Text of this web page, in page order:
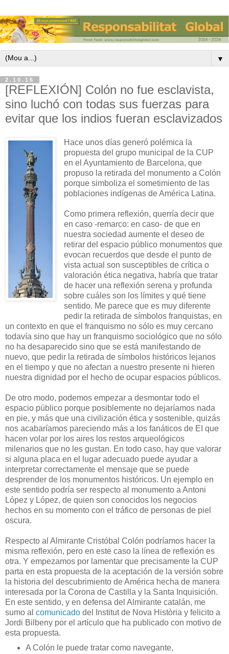
▼
2.10.16
[REFLEXIÓN] Colón no fue esclavista,
sino luchó con todas sus fuerzas para
evitar que los indios fueran esclavizados
Hace unos días generó polémica la
propuesta del grupo municipal de la CUP
en el Ayuntamiento de Barcelona, que
propuso la retirada del monumento a Colón
porque simboliza el sometimiento de las
poblaciones indígenas de América Latina.
Como primera reflexión, querría decir que
en caso -remarco: en caso- de que en
nuestra sociedad aumente el deseo de
retirar del espacio público monumentos que
evocan recuerdos que desde el punto de
vista actual son susceptibles de crítica o
valoración ética negativa, habría que tratar
de hacer una reflexión serena y profunda
sobre cuáles son los límites y qué tiene
sentido. Me parece que es muy diferente
pedir la retirada de símbolos franquistas, en
un contexto en que el franquismo no sólo es muy cercano
todavía sino que hay un franquismo sociológico que no sólo
no ha desaparecido sino que se está manifestando de
nuevo, que pedir la retirada de símbolos históricos lejanos
en el tiempo y que no afectan a nuestro presente ni hieren
nuestra dignidad por el hecho de ocupar espacios públicos.
De otro modo, podemos empezar a desmontar todo el
espacio público porque posiblemente no dejaríamos nada
en pie, y más que una civilización ética y sostenible, quizás
nos acabaríamos pareciendo más a los fanáticos de EI que
hacen volar por los aires los restos arqueológicos
milenarios que no les gustan. En todo caso, hay que valorar
si alguna placa en el lugar adecuado puede ayudar a
interpretar correctamente el mensaje que se puede
desprender de los monumentos históricos. Un ejemplo en
este sentido podría ser respecto al monumento a Antoni
López y López, de quien son conocidos los negocios
hechos en su momento con el tráfico de personas de piel
oscura.
Respecto al Almirante Cristóbal Colón podríamos hacer la
misma reflexión, pero en este caso la línea de reflexión es
otra. Y empezamos por lamentar que precisamente la CUP
parta en esta propuesta de la aceptación de la versión sobre
la historia del descubrimiento de América hecha de manera
interesada por la Corona de Castilla y la Santa Inquisición.
En este sentido, y en defensa del Almirante catalán, me
sumo al comunicado del Institut de Nova Història y felicito a
Jordi Bilbeny por el artículo que ha publicado con motivo de
esta propuesta.
A Colón le puede tratar como navegante,